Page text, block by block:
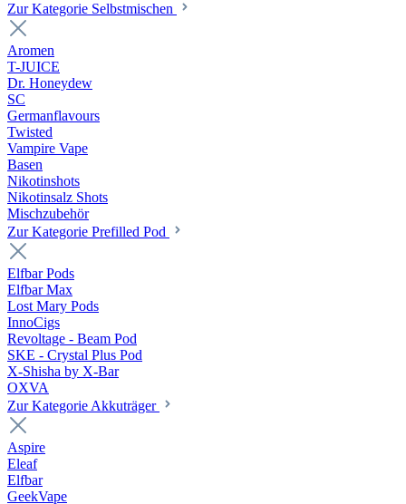
Zur Kategorie Selbstmischen
Aromen
T-JUICE
Dr. Honeydew
SC
Germanflavours
Twisted
Vampire Vape
Basen
Nikotinshots
Nikotinsalz Shots
Mischzubehör
Zur Kategorie Prefilled Pod
Elfbar Pods
Elfbar Max
Lost Mary Pods
InnoCigs
Revoltage - Beam Pod
SKE - Crystal Plus Pod
X-Shisha by X-Bar
OXVA
Zur Kategorie Akkuträger
Aspire
Eleaf
Elfbar
GeekVape